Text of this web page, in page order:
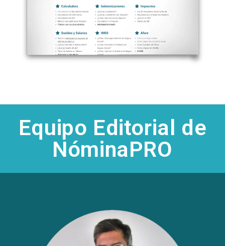
Equipo Editorial de
NóminaPRO